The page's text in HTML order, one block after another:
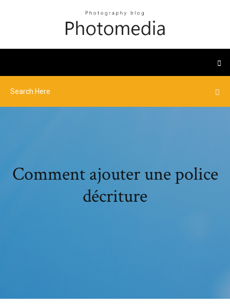
Comment ajouter une police
décriture